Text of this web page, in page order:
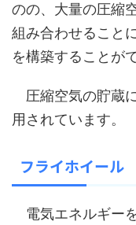
のの、大量の圧縮
組み合わせること
を構築することが
圧縮空気の貯蔵
用されています。
フライホイール
電気エネルギー